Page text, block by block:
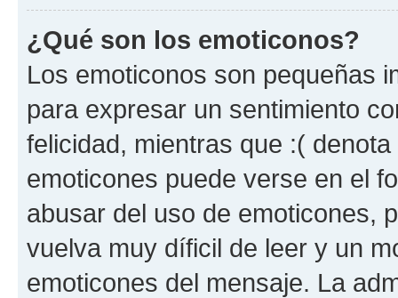
¿Qué son los emoticonos?
Los emoticonos son pequeñas
para expresar un sentimiento
felicidad, mientras que :(
emoticones puede verse en el
abusar del uso de emoticones,
vuelva muy díficil de leer y un
emoticones del mensaje. La